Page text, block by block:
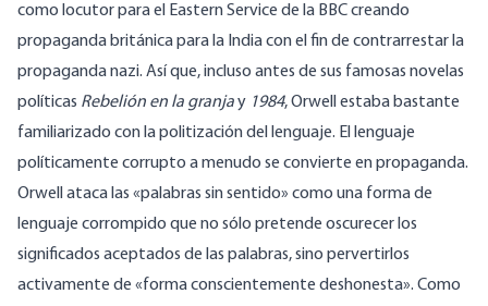
como locutor para el Eastern Service de la BBC creando
propaganda británica para la India con el fin de contrarrestar la
propaganda nazi. Así que, incluso antes de sus famosas novelas
políticas Rebelión en la granjay 1984, Orwell estaba bastante
familiarizado con la politización del lenguaje. El lenguaje
políticamente corrupto a menudo se convierte en propaganda.
Orwell ataca las «palabras sin sentido» como una forma de
lenguaje corrompido que no sólo pretende oscurecer los
significados aceptados de las palabras, sino pervertirlos
activamente de «forma conscientemente deshonesta». Como